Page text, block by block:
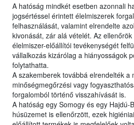
A hatóság mindkét esetben azonnali
jogsértéssel érintett élelmiszerek
felhasználását, valamint elrendelte
kivonását, zár alá vételét. Az
élelmiszer-előállítói tevékenységét
vállalkozás kizárólag a hiányosságok
folytathatta.
A szakemberek továbbá elrendelték a
minőségmegőrzési vagy
forgalomból történő visszahívását is.
A hatóság egy Somogy és egy Hajdú-
húsüzemet is ellenőrzött, ezek